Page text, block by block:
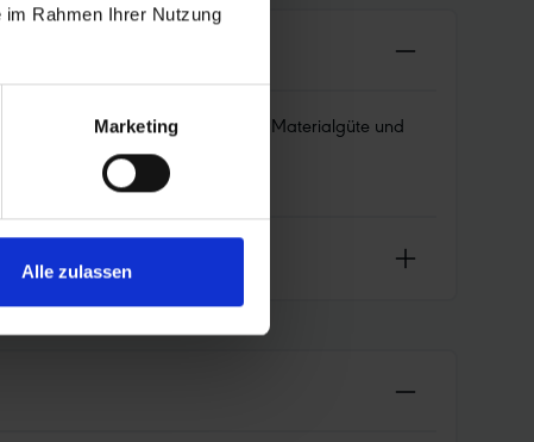
Rahmen Ihrer Nutzung
Marketing
Alle zulassen
lang. Dank bester Materialgüte und